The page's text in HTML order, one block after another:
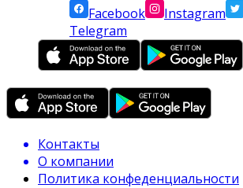
Facebook
Instagram
Telegram
Контакты
О компании
Политика конфеденциальности